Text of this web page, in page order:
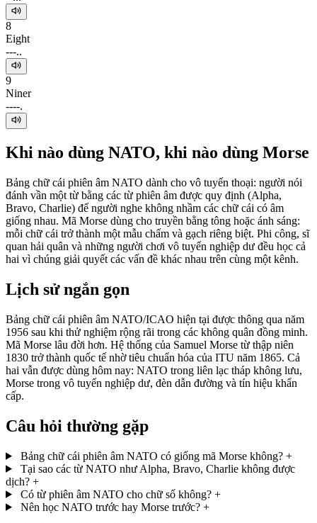
8
Eight
---..
9
Niner
----.
Khi nào dùng NATO, khi nào dùng Morse
Bảng chữ cái phiên âm NATO dành cho vô tuyến thoại: người nói
đánh vần một từ bằng các từ phiên âm được quy định (Alpha,
Bravo, Charlie) để người nghe không nhầm các chữ cái có âm
giống nhau. Mã Morse dùng cho truyền bằng tông hoặc ánh sáng:
mỗi chữ cái trở thành một mẫu chấm và gạch riêng biệt. Phi công, sĩ
quan hải quân và những người chơi vô tuyến nghiệp dư đều học cả
hai vì chúng giải quyết các vấn đề khác nhau trên cùng một kênh.
Lịch sử ngắn gọn
Bảng chữ cái phiên âm NATO/ICAO hiện tại được thông qua năm
1956 sau khi thử nghiệm rộng rãi trong các không quân đồng minh.
Mã Morse lâu đời hơn. Hệ thống của Samuel Morse từ thập niên
1830 trở thành quốc tế nhờ tiêu chuẩn hóa của ITU năm 1865. Cả
hai vẫn được dùng hôm nay: NATO trong liên lạc tháp không lưu,
Morse trong vô tuyến nghiệp dư, đèn dẫn đường và tín hiệu khẩn
cấp.
Câu hỏi thường gặp
Bảng chữ cái phiên âm NATO có giống mã Morse không? +
Tại sao các từ NATO như Alpha, Bravo, Charlie không được
dịch? +
Có từ phiên âm NATO cho chữ số không? +
Nên học NATO trước hay Morse trước? +